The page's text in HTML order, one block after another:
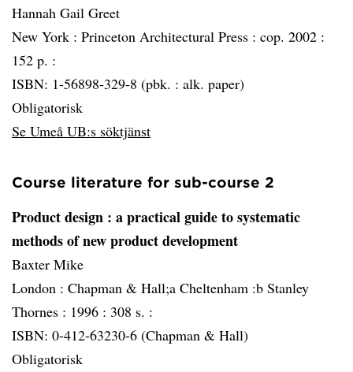
Hannah Gail Greet
New York : Princeton Architectural Press : cop. 2002 :
152 p. :
ISBN: 1-56898-329-8 (pbk. : alk. paper)
Obligatorisk
Se Umeå UB:s söktjänst
Course literature for sub-course 2
Product design : a practical guide to systematic
methods of new product development
Baxter Mike
London : Chapman & Hall;a Cheltenham :b Stanley
Thornes : 1996 : 308 s. :
ISBN: 0-412-63230-6 (Chapman & Hall)
Obligatorisk